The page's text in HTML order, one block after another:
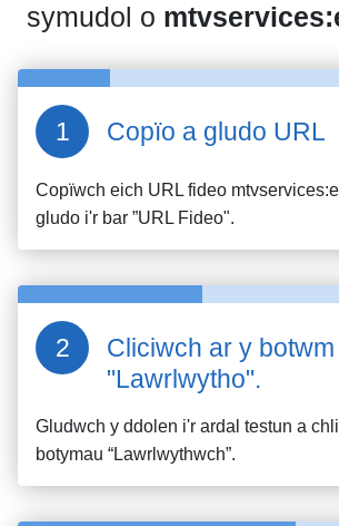
symudol o
Copïo a gludo URL
Copïwch eich URL fideo
gludo i'r bar ”URL Fideo".
Cliciwch ar y botwm
"Lawrlwytho".
Gludwch y ddolen i'r ardal testun a
botymau “Lawrlwythwch”.